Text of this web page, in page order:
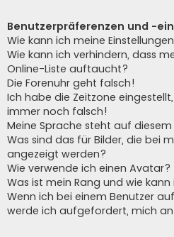
Benutzerpräferenzen und -
Wie kann ich meine
Wie kann ich verhindern, dass
Online-Liste auftaucht?
Die Forenuhr geht falsch!
Ich habe die Zeitzone
immer noch falsch!
Meine Sprache steht auf
Was sind das für Bilder, die bei
angezeigt werden?
Wie verwende ich einen Avatar?
Was ist mein Rang und wie
Wenn ich bei einem Benutzer
werde ich aufgefordert, mich